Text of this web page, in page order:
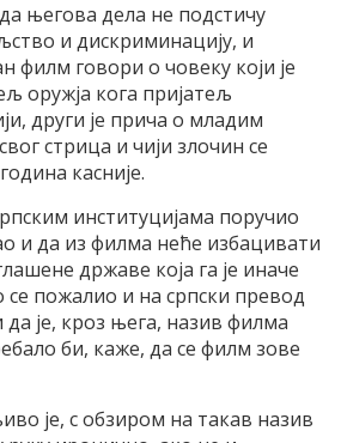
његова дела не подстичу
и дискриминацију, и
филм говори о човеку који је
оружја кога пријатељ
други је прича о младим
стрица и чији злочин се
касније.
институцијама поручио
и да из филма неће избацивати
државе која га је иначе
се пожалио и на српски превод
је, кроз њега, назив филма
би, каже, да се филм зове
је, с обзиром на такав назив